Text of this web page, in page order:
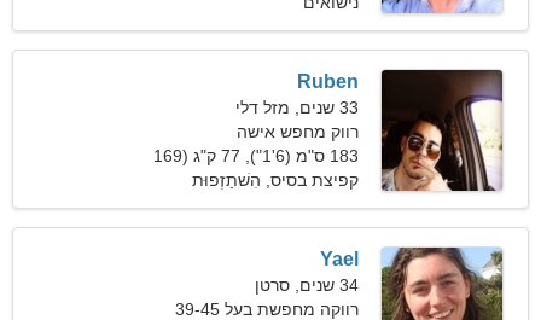
Ruben
33 שנים, מזל דלי
רווק מחפש אישה
183 ס"מ (6'1"), 77 ק"ג (169
פאונד)
קפיצת בסיס, הִשׁתַזְפוּת
Yael
34 שנים, סרטן
רווקה מחפשת בעל 39-45